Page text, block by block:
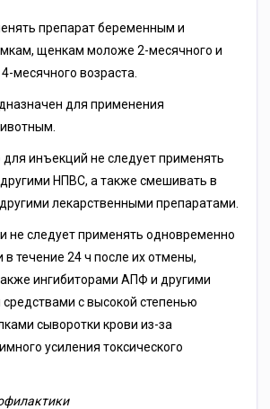
препарат беременным и
щенкам моложе 2-месячного и
месячного возраста.
для применения
для инъекций не следует применять
НПВС, а также смешивать в
лекарственными препаратами.
не следует применять одновременно
течение 24 ч после их отмены,
ингибиторами АПФ и другими
с высокой степенью
сыворотки крови из-за
усиления токсического